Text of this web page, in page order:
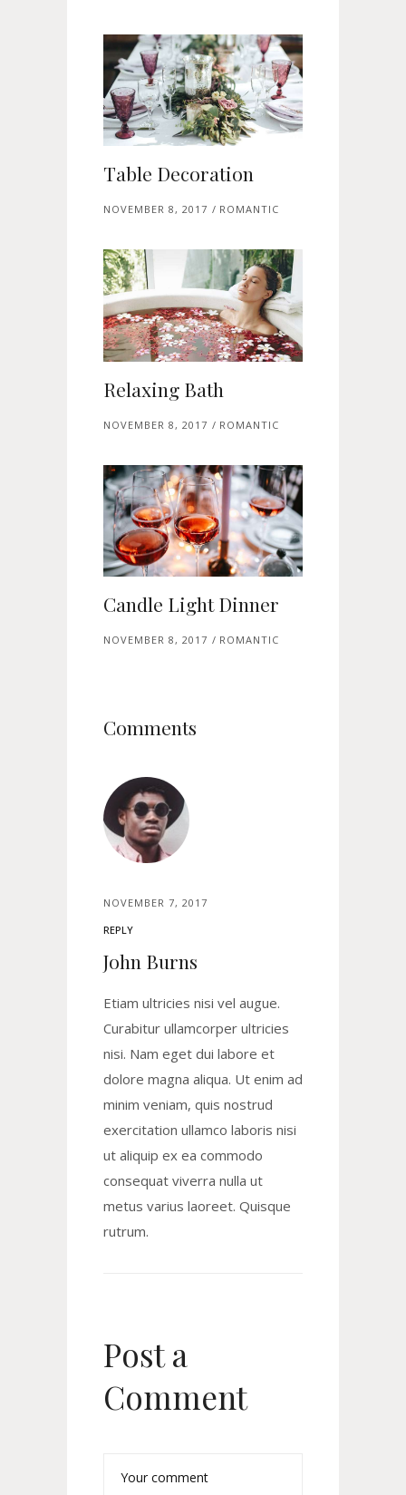
Table Decoration
NOVEMBER 8, 2017 ROMANTIC
Relaxing Bath
NOVEMBER 8, 2017 ROMANTIC
Candle Light Dinner
NOVEMBER 8, 2017 ROMANTIC
Comments
NOVEMBER 7, 2017
REPLY
John Burns
Etiam ultricies nisi vel augue.
Curabitur ullamcorper ultricies
nisi. Nam eget dui labore et
dolore magna aliqua. Ut enim ad
minim veniam, quis nostrud
exercitation ullamco laboris nisi
ut aliquip ex ea commodo
consequat viverra nulla ut
metus varius laoreet. Quisque
rutrum.
Post a
Comment